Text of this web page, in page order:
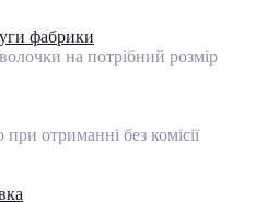
фабрики
на потрібний розмір
отриманні без комісії